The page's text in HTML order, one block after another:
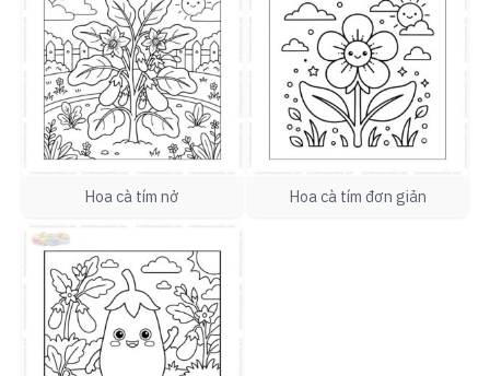
Hoa cà tím nở Hoa cà tím đơn giản